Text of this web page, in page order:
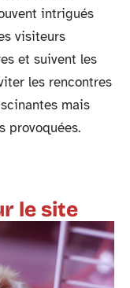
intrigués
visiteurs
et suivent les
les rencontres
mais
provoquées.
le site